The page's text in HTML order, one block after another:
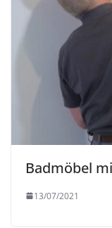
Badmöbel
13/07/2021